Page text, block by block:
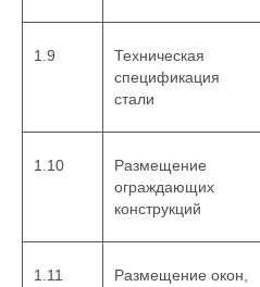
1.9
Техническая
спецификация
стали
1.10
Размещение
ограждающих
конструкций
1.11
Размещение окон,